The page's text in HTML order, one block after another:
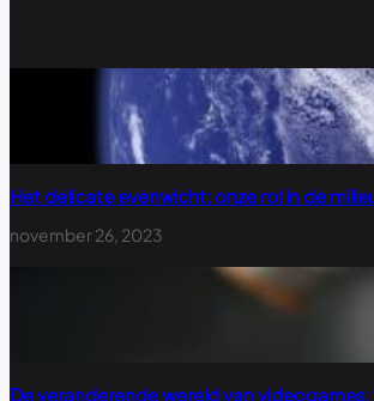
Het delicate evenwicht: onze rol in de
november 26, 2023
De veranderende wereld van